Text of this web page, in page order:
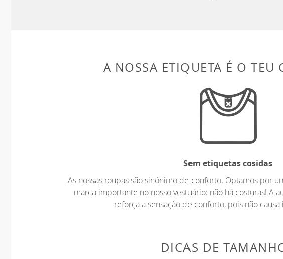
A NOSSA ETIQUETA É O TEU
Sem etiquetas cosidas
As nossas roupas são sinónimo de conforto. Optamos por
marca importante no nosso vestuário: não há costuras! A
reforça a sensação de conforto, pois não
DICAS DE